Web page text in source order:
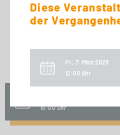
START ZERTIFIKAT
10:00 Uhr
Diese
der
Fr., 7. März 2025
12:00 Uhr